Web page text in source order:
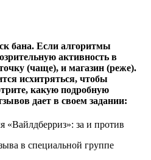
бана. Если алгоритмы
активность в
(чаще), и магазин (реже).
исхитряться, чтобы
какую подробную
дает в своем задании:
в специальной группе